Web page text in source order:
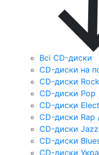
Всі CD-диски
CD-диски на
CD-диски Rock
CD-диски Pop
CD-диски
CD-диски Rap
CD-диски Jazz
CD-диски
CD-диски